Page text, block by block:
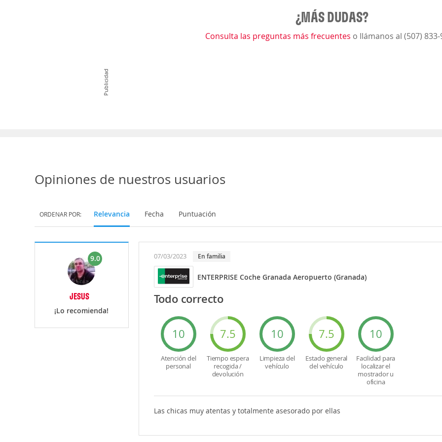
¿MÁS DUDAS?
Consulta las preguntas más frecuentes o llámanos al (507)
Publicidad
Opiniones de nuestros usuarios
ORDENAR POR: Relevancia Fecha Puntuación
9.0
JESUS
¡Lo recomienda!
07/03/2023 En familia
ENTERPRISE Coche Granada Aeropuerto (Granada)
Todo correcto
10
Atención del
personal
7.5
Tiempo espera
recogida /
devolución
10
Limpieza del
vehículo
7.5
Estado general
del vehículo
10
Facilidad para
localizar el
mostrador u
oficina
Las chicas muy atentas y totalmente asesorado por ellas